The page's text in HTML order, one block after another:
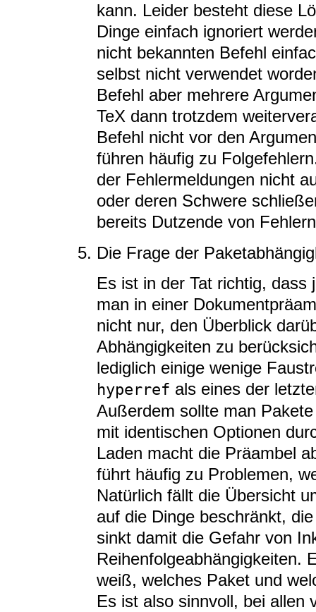
kann. Leider besteht diese
Dinge einfach ignoriert
nicht bekannten Befehl
selbst nicht verwendet
Befehl aber mehrere
TeX dann trotzdem
Befehl nicht vor den
führen häufig zu
der Fehlermeldungen nicht
oder deren Schwere
bereits Dutzende von
Die Frage der
Es ist in der Tat richtig,
man in einer
nicht nur, den Überblick
Abhängigkeiten zu
lediglich einige wenige
hyperref als eines der
Außerdem sollte man
mit identischen Optionen
Laden macht die Präambel
führt häufig zu Problemen,
Natürlich fällt die Übersicht
auf die Dinge beschränkt,
sinkt damit die Gefahr von
Reihenfolgeabhängigkeiten.
weiß, welches Paket und
Es ist also sinnvoll, bei allen